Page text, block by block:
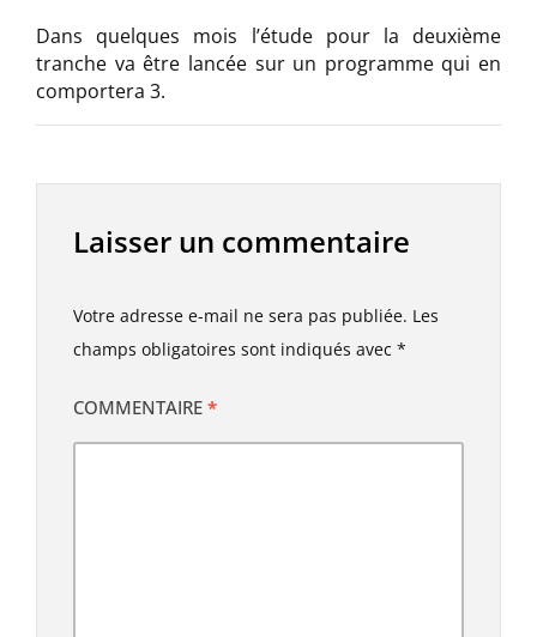
Dans quelques mois l’étude pour la deuxième
tranche va être lancée sur un programme qui en
comportera 3.
Laisser un commentaire
Votre adresse e-mail ne sera pas publiée. Les
champs obligatoires sont indiqués avec *
COMMENTAIRE *